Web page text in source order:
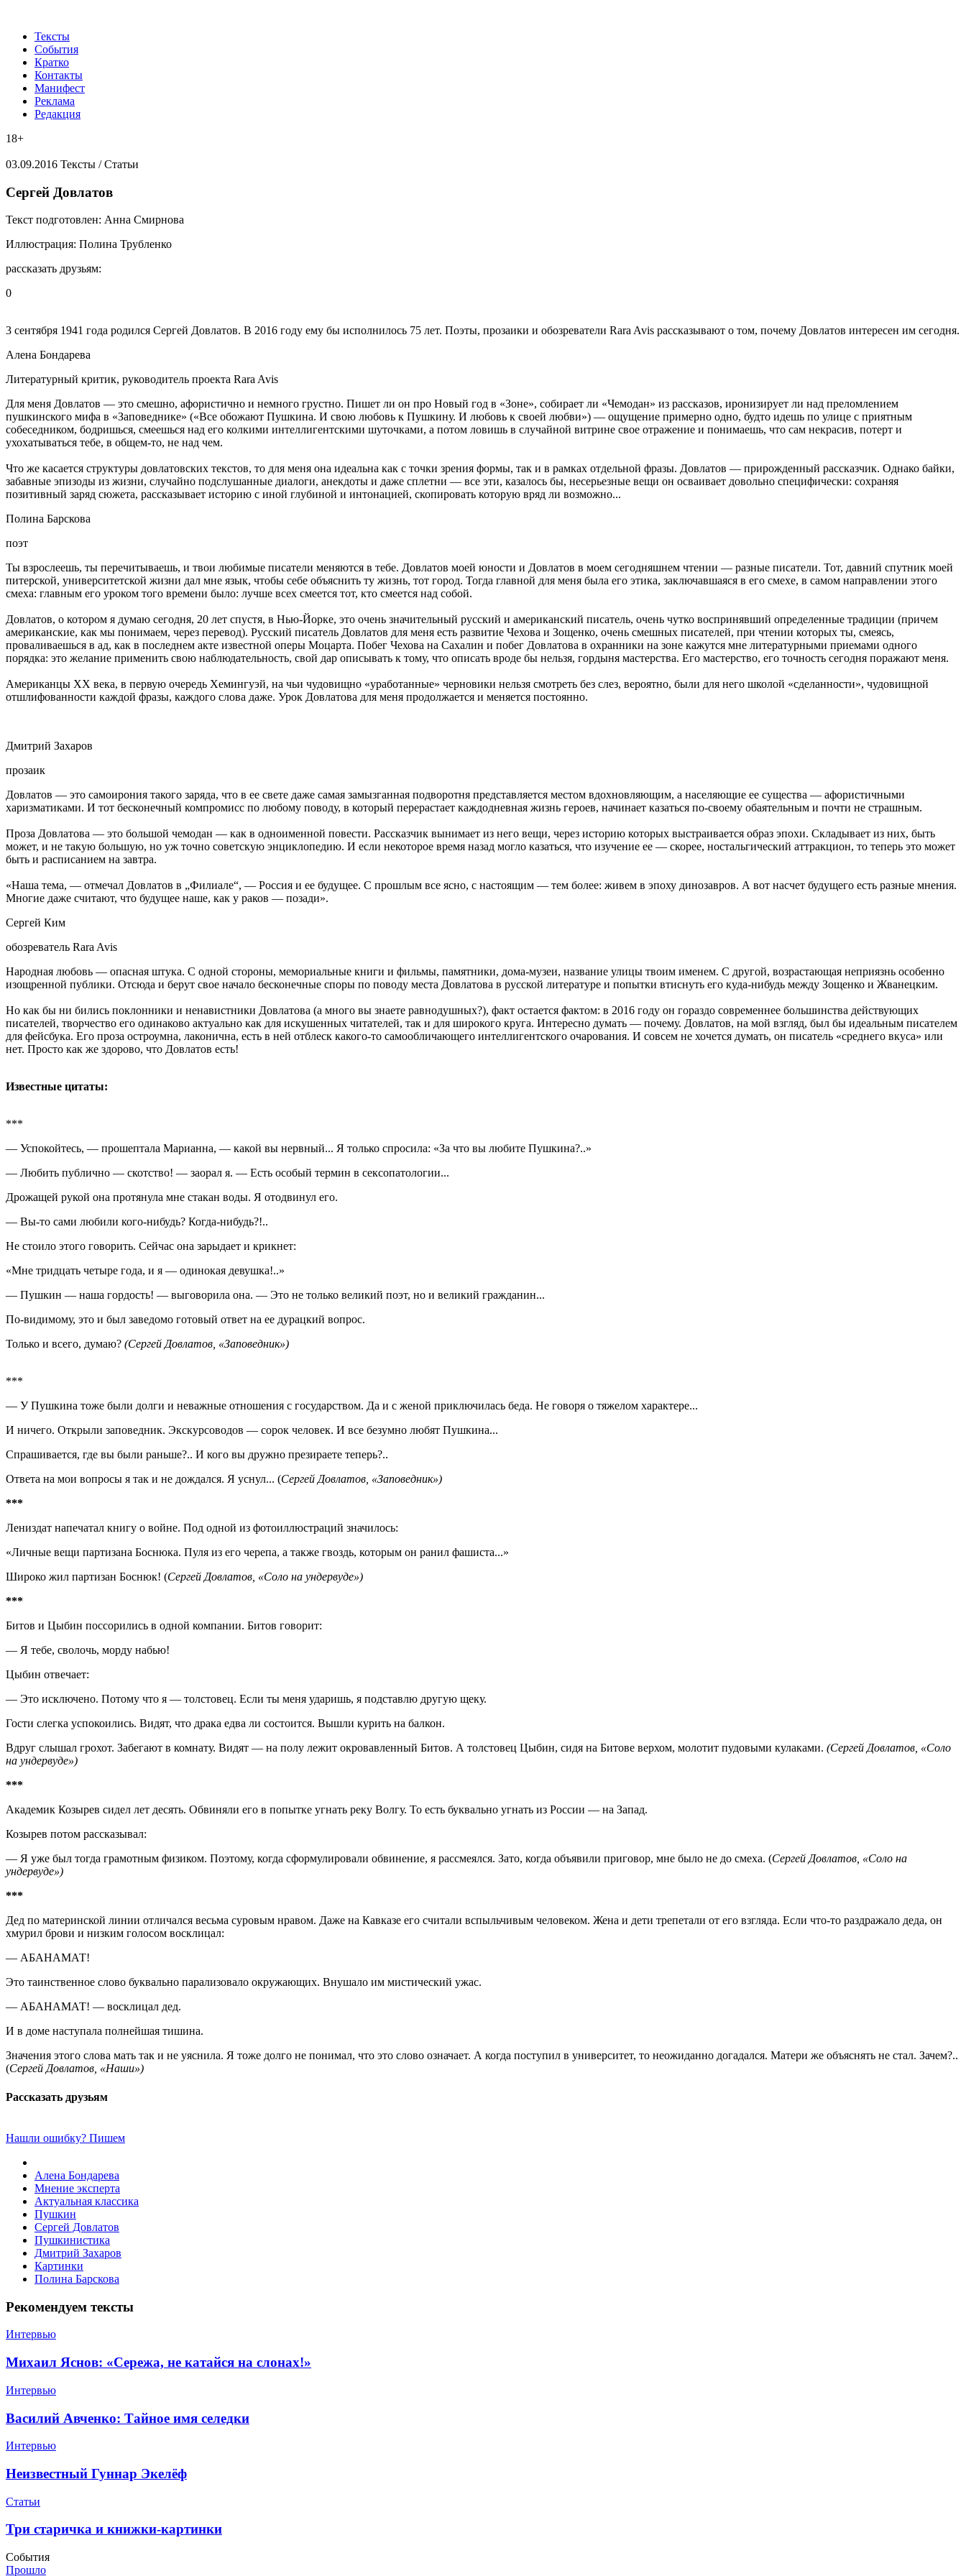
Тексты
События
Кратко
Контакты
Манифест
Реклама
Редакция
18+
03.09.2016 Тексты /Статьи
​Сергей Довлатов
Текст подготовлен: Анна Смирнова
Иллюстрация: Полина Трубленко
рассказать друзьям:
0
3 сентября 1941 года родился Сергей Довлатов. В 2016 году ему бы исполнилось 75 лет. Поэты, прозаики и обозреватели Rara Avis рассказывают о том, почему Довлатов интересен им сегодня.
Алена Бондарева
Литературный критик, руководитель проекта Rara Avis
Для меня Довлатов — это смешно, афористично и немного грустно. Пишет ли он про Новый год в «Зоне», собирает ли «Чемодан» из рассказов, иронизирует ли над преломлением
пушкинского мифа в «Заповеднике» («Все обожают Пушкина. И свою любовь к Пушкину. И любовь к своей любви») — ощущение примерно одно, будто идешь по улице с приятным
собеседником, бодришься, смеешься над его колкими интеллигентскими шуточками, а потом ловишь в случайной витрине свое отражение и понимаешь, что сам некрасив, потерт и
ухохатываться тебе, в общем-то, не над чем.
Что же касается структуры довлатовских текстов, то для меня она идеальна как с точки зрения формы, так и в рамках отдельной фразы. Довлатов — прирожденный рассказчик. Однако байки,
забавные эпизоды из жизни, случайно подслушанные диалоги, анекдоты и даже сплетни — все эти, казалось бы, несерьезные вещи он осваивает довольно специфически: сохраняя
позитивный заряд сюжета, рассказывает историю с иной глубиной и интонацией, скопировать которую вряд ли возможно...
Полина Барскова
поэт
Ты взрослеешь, ты перечитываешь, и твои любимые писатели меняются в тебе. Довлатов моей юности и Довлатов в моем сегодняшнем чтении — разные писатели. Тот, давний спутник моей
питерской, университетской жизни дал мне язык, чтобы себе объяснить ту жизнь, тот город. Тогда главной для меня была его этика, заключавшаяся в его смехе, в самом направлении этого
смеха: главным его уроком того времени было: лучше всех смеется тот, кто смеется над собой.
Довлатов, о котором я думаю сегодня, 20 лет спустя, в Нью-Йорке, это очень значительный русский и американский писатель, очень чутко воспринявший определенные традиции (причем
американские, как мы понимаем, через перевод). Русский писатель Довлатов для меня есть развитие Чехова и Зощенко, очень смешных писателей, при чтении которых ты, смеясь,
проваливаешься в ад, как в последнем акте известной оперы Моцарта. Побег Чехова на Сахалин и побег Довлатова в охранники на зоне кажутся мне литературными приемами одного
порядка: это желание применить свою наблюдательность, свой дар описывать к тому, что описать вроде бы нельзя, гордыня мастерства. Его мастерство, его точность сегодня поражают меня.
Американцы XX века, в первую очередь Хемингуэй, на чьи чудовищно «уработанные» черновики нельзя смотреть без слез, вероятно, были для него школой «сделанности», чудовищной
отшлифованности каждой фразы, каждого слова даже. Урок Довлатова для меня продолжается и меняется постоянно.
Дмитрий Захаров
прозаик
Довлатов — это самоирония такого заряда, что в ее свете даже самая замызганная подворотня представляется местом вдохновляющим, а населяющие ее существа — афористичными
харизматиками. И тот бесконечный компромисс по любому поводу, в который перерастает каждодневная жизнь героев, начинает казаться по-своему обаятельным и почти не страшным.
Проза Довлатова — это большой чемодан — как в одноименной повести. Рассказчик вынимает из него вещи, через историю которых выстраивается образ эпохи. Складывает из них, быть
может, и не такую большую, но уж точно советскую энциклопедию. И если некоторое время назад могло казаться, что изучение ее — скорее, ностальгический аттракцион, то теперь это может
быть и расписанием на завтра.
«Наша тема, — отмечал Довлатов в „Филиале“, — Россия и ее будущее. С прошлым все ясно, с настоящим — тем более: живем в эпоху динозавров. А вот насчет будущего есть разные мнения.
Многие даже считают, что будущее наше, как у раков — позади».
Сергей Ким
обозреватель Rara Avis
Народная любовь — опасная штука. С одной стороны, мемориальные книги и фильмы, памятники, дома-музеи, название улицы твоим именем. С другой, возрастающая неприязнь особенно
изощренной публики. Отсюда и берут свое начало бесконечные споры по поводу места Довлатова в русской литературе и попытки втиснуть его куда-нибудь между Зощенко и Жванецким.
Но как бы ни бились поклонники и ненавистники Довлатова (а много вы знаете равнодушных?), факт остается фактом: в 2016 году он гораздо современнее большинства действующих
писателей, творчество его одинаково актуально как для искушенных читателей, так и для широкого круга. Интересно думать — почему. Довлатов, на мой взгляд, был бы идеальным писателем
для фейсбука. Его проза остроумна, лаконична, есть в ней отблеск какого-то самообличающего интеллигентского очарования. И совсем не хочется думать, он писатель «среднего вкуса» или
нет. Просто как же здорово, что Довлатов есть!
Известные цитаты:
***
— Успокойтесь, — прошептала Марианна, — какой вы нервный... Я только спросила: «За что вы любите Пушкина?..»
— Любить публично — скотство! — заорал я. — Есть особый термин в сексопатологии...
Дрожащей рукой она протянула мне стакан воды. Я отодвинул его.
— Вы-то сами любили кого-нибудь? Когда-нибудь?!..
Не стоило этого говорить. Сейчас она зарыдает и крикнет:
«Мне тридцать четыре года, и я — одинокая девушка!..»
— Пушкин — наша гордость! — выговорила она. — Это не только великий поэт, но и великий гражданин...
По-видимому, это и был заведомо готовый ответ на ее дурацкий вопрос.
Только и всего, думаю? (Сергей Довлатов, «Заповедник»)
***
— У Пушкина тоже были долги и неважные отношения с государством. Да и с женой приключилась беда. Не говоря о тяжелом характере...
И ничего. Открыли заповедник. Экскурсоводов — сорок человек. И все безумно любят Пушкина...
Спрашивается, где вы были раньше?.. И кого вы дружно презираете теперь?..
Ответа на мои вопросы я так и не дождался. Я уснул... (Сергей Довлатов, «Заповедник»)
***
Лениздат напечатал книгу о войне. Под одной из фотоиллюстраций значилось:
«Личные вещи партизана Боснюка. Пуля из его черепа, а также гвоздь, которым он ранил фашиста...»
Широко жил партизан Боснюк! (Сергей Довлатов, «Соло на ундервуде»)
***
Битов и Цыбин поссорились в одной компании. Битов говорит:
— Я тебе, сволочь, морду набью!
Цыбин отвечает:
— Это исключено. Потому что я — толстовец. Если ты меня ударишь, я подставлю другую щеку.
Гости слегка успокоились. Видят, что драка едва ли состоится. Вышли курить на балкон.
Вдруг слышал грохот. Забегают в комнату. Видят — на полу лежит окровавленный Битов. А толстовец Цыбин, сидя на Битове верхом, молотит пудовыми кулаками. (Сергей Довлатов, «Соло
на ундервуде»)
***
Академик Козырев сидел лет десять. Обвиняли его в попытке угнать реку Волгу. То есть буквально угнать из России — на Запад.
Козырев потом рассказывал:
— Я уже был тогда грамотным физиком. Поэтому, когда сформулировали обвинение, я рассмеялся. Зато, когда объявили приговор, мне было не до смеха. (Сергей Довлатов, «Соло на
ундервуде»)
***
Дед по материнской линии отличался весьма суровым нравом. Даже на Кавказе его считали вспыльчивым человеком. Жена и дети трепетали от его взгляда. Если что-то раздражало деда, он
хмурил брови и низким голосом восклицал:
— АБАНАМАТ!
Это таинственное слово буквально парализовало окружающих. Внушало им мистический ужас.
— АБАНАМАТ! — восклицал дед.
И в доме наступала полнейшая тишина.
Значения этого слова мать так и не уяснила. Я тоже долго не понимал, что это слово означает. А когда поступил в университет, то неожиданно догадался. Матери же объяснять не стал. Зачем?..
(Сергей Довлатов, «Наши»)
Рассказать друзьям
Нашли ошибку? Пишем
Алена Бондарева
Мнение эксперта
Актуальная классика
Пушкин
Сергей Довлатов
Пушкинистика
Дмитрий Захаров
Картинки
Полина Барскова
Рекомендуем тексты
Интервью
​Михаил Яснов: «Сережа, не катайся на слонах!»
Интервью
​Василий Авченко: Тайное имя селедки
Интервью
​Неизвестный Гуннар Экелёф
Статьи
​Три старичка и книжки-картинки
События
Прошло